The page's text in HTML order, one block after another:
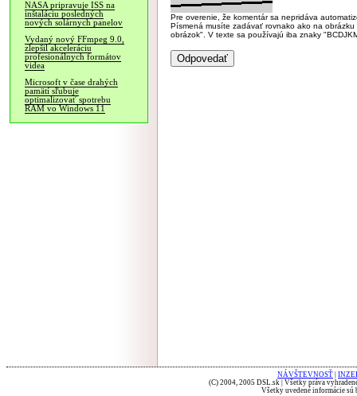
NASA pripravuje ISS na
inštaláciu posledných
nových solárnych panelov
Vydaný nový FFmpeg 9.0,
zlepšil akceleráciu
profesionálnych formátov
videa
Microsoft v čase drahých
pamätí sľubuje
optimalizovať spotrebu
RAM vo Windows 11
Pre overenie, že komentár sa nepridáva
Písmená musíte zadávať rovnako ako na
obrázok". V texte sa používajú iba znaky
NÁVŠTEVNOSŤ
(C) 2004, 2005 DSL.sk | Všetky práva
Všetky uvedené informácie sú